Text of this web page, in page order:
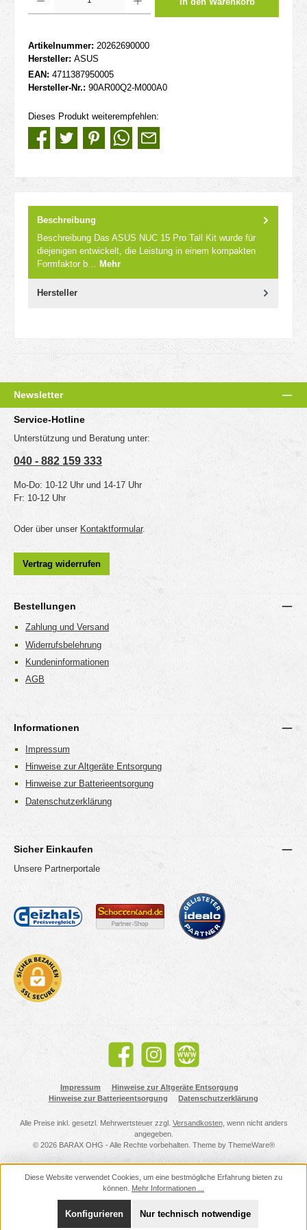
Artikelnummer: 20262690000
Hersteller: ASUS
EAN: 4711387950005
Hersteller-Nr.: 90AR00Q2-M000A0
Dieses Produkt weiterempfehlen:
Beschreibung
Beschreibung Das ASUS NUC 15 Pro Tall Kit wurde für
diejenigen entwickelt, die Leistung in einem kompakten
Formfaktor b… Mehr
Hersteller
Newsletter
Service-Hotline
Unterstützung und Beratung unter:
040 - 882 159 333
Mo-Do: 10-12 Uhr und 14-17 Uhr
Fr: 10-12 Uhr
Oder über unser Kontaktformular.
Vertrag widerrufen
Bestellungen
Zahlung und Versand
Widerrufsbelehrung
Kundeninformationen
AGB
Informationen
Impressum
Hinweise zur Altgeräte Entsorgung
Hinweise zur Batterieentsorgung
Datenschutzerklärung
Sicher Einkaufen
Unsere Partnerportale
Facebook Instagram Website
Impressum
Hinweise zur Altgeräte Entsorgung
Hinweise zur Batterieentsorgung
Datenschutzerklärung
Alle Preise inkl. gesetzl. Mehrwertsteuer zzgl. Versandkosten, wenn nicht anders
angegeben.
© 2026 BARAX OHG - Alle Rechte vorbehalten. Theme by ThemeWare®
Diese Website verwendet Cookies, um eine bestmögliche Erfahrung bieten zu
können. Mehr Informationen ...
Nur technisch notwendige
Konfigurieren